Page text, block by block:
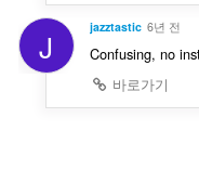
J jazztastic 6년 전
Confusing, no
바로가기